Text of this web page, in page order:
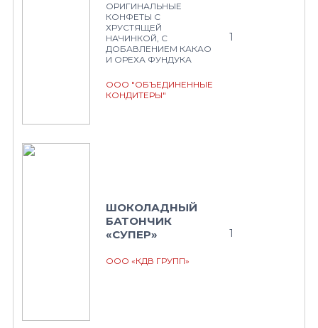
ОРИГИНАЛЬНЫЕ
КОНФЕТЫ С
ХРУСТЯЩЕЙ
НАЧИНКОЙ, С
ДОБАВЛЕНИЕМ КАКАО
И ОРЕХА ФУНДУКА
ООО "ОБЪЕДИНЕННЫЕ
КОНДИТЕРЫ"
1
ШОКОЛАДНЫЙ
БАТОНЧИК
«СУПЕР»
ООО «КДВ ГРУПП»
1